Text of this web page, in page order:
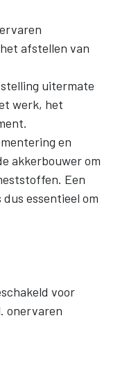
afstellen van
uitermate
werk, het
en
akkerbouwer om
Een
essentieel om
voor
onervaren